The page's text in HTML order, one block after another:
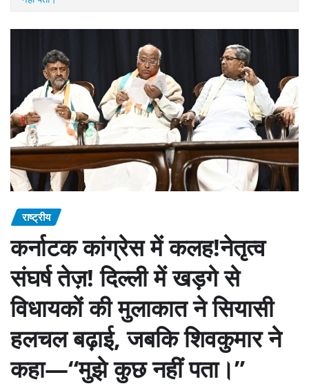
राष्ट्रीय
कर्नाटक कांग्रेस में कलह!नेतृत्व
संघर्ष तेज़! दिल्ली में खड़गे से
विधायकों की मुलाकात ने सियासी
हलचल बढ़ाई, जबकि शिवकुमार ने
कहा—“मुझे कुछ नहीं पता।”